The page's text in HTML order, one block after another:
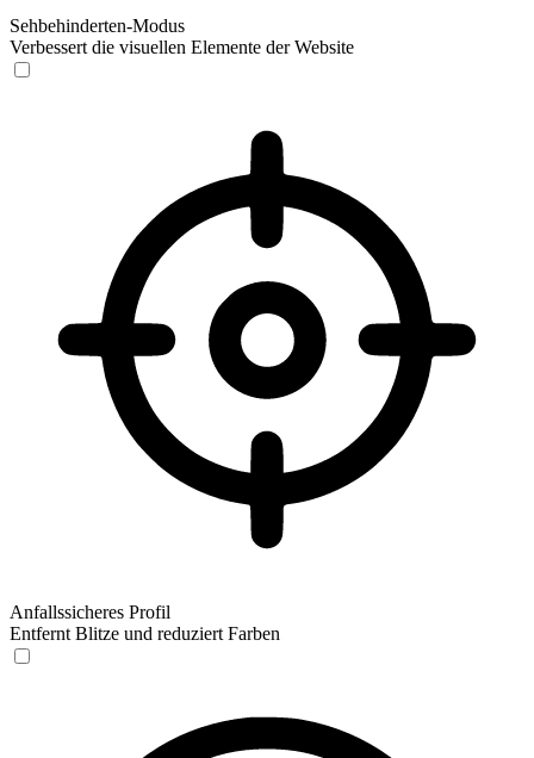
Sehbehinderten-Modus
Verbessert die visuellen Elemente der Website
Anfallssicheres Profil
Entfernt Blitze und reduziert Farben